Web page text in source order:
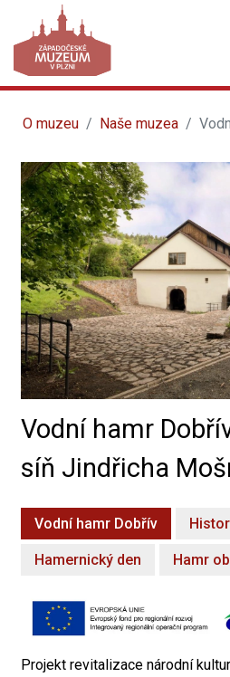
O muzeu Naše muzea
Vodní hamr
síň Jindřicha
Vodní hamr Dobřív
Hamernický den Hamr
Projekt revitalizace národní